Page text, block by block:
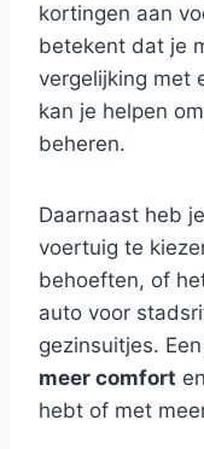
kortingen aan
betekent dat je
vergelijking met
kan je helpen
beheren.
Daarnaast heb
voertuig te
behoeften, of
auto voor
gezinsuitjes.
meer comfort en
hebt of met